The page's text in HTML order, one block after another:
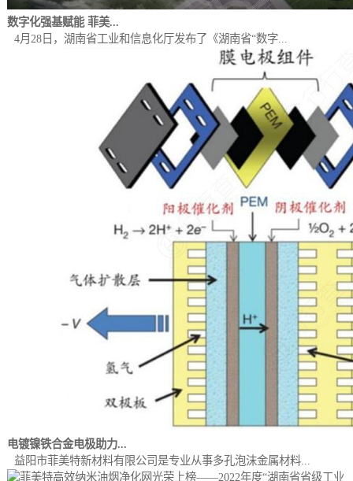
数字化强基赋能 菲美...
4月28日，湖南省工业和信息化厅发布了《湖南省“数字...
电镀镍铁合金电极助力...
益阳市菲美特新材料有限公司是专业从事多孔泡沫金属材料...